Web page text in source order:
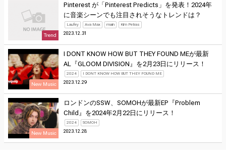
Trend
Pinterest が「Pinterest Predicts」を発表！2024年
に音楽シーンでも注目されそうなトレンドは？
Laufey Ava Max main Kim Petras
2023.12.31
New Music
I DONT KNOW HOW BUT THEY FOUND MEが最新
AL『GLOOM DIVISION』を2月23日にリリース！
2024 I DONT KNOW HOW BUT THEY FOUND ME
2023.12.29
New Music
ロンドンのSSW、SOMOHが最新EP『Problem
Child』を2024年2月22日にリリース！
2024 SOMOH
2023.12.28